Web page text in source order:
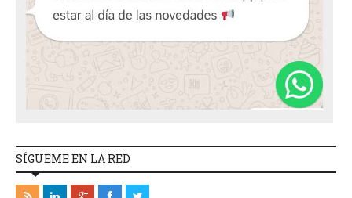
SÍGUEME EN LA RED